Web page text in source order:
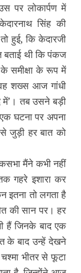
पर लोकार्पण में
सिंह की
हुई, कि केदारजी
बताई थी कि पंकज
समीक्षा के रूप में
शख्‍स आज गांधी
में’। तब उसने बड़ी
घटना पर अपना
जुड़ी हर बात को
मैंने कभी नहीं
गहरे इशारा कर
इतना तो लगता है
की सान पर। हर
हैं जिनके बाद एक
के बाद उन्‍हें देखने
भीतर से फूटा